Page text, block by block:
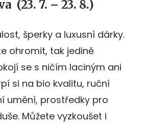
(23. 7. – 23. 8.)
šperky a luxusní dárky.
ohromit, tak jedině
se s ničím laciným ani
si na bio kvalitu, ruční
umění, prostředky pro
Můžete vyzkoušet i